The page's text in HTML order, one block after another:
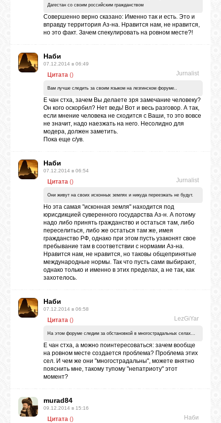
Дагестан со своим российским гражданством
Совершенно верно сказано: Именно так и есть. Это и
вправду территория Аз-на. Нравится нам, не нравится,
но это факт. Зачем спекулировать на ровном месте?!
Наби
07.12.2014 в 06:49
Цитата Jurnalist
()
Вам лучше следить за своим языком на лезгинском форуме..
Е чан стха, зачем Вы делаете зря замечание человеку?
Он кого оскорбил? Нет ведь! Вот и весь разговор. А так,
если мнение человека не сходится с Ваши, то это вовсе
не значит, надо наезжать на него. Несолидно для
модера, должен заметить.
Пока еще с/ув.
Наби
07.12.2014 в 06:54
Цитата Jurnalist
()
Они живут на своих исконных землях и никуда переезжать не будут.
Но эта самая "исконная земля" находится под
юрисдикцией суверенного государства Аз-н. А потому
надо либо принять гражданство и остаться там, либо
переселиться, либо же остаться там же, имея
гражданство РФ, однако при этом пусть узаконят свое
пребывание там в соответствии с нормами Аз-на.
Нравится нам, не нравится, но таковы общепринятые
международные нормы. Так что пусть сами выбирают,
однако только и именно в этих пределах, а не так, как
захотелось.
Наби
07.12.2014 в 06:58
Цитата LezGiYar
()
На этом форуме следим за обстановкой в многострадальных селах...
Е чан стха, а можно поинтересоваться: зачем вообще
на ровном месте создается проблема? Проблема этих
сел. И чем же они "многострадальны", можете внятно
пояснить мне, такому тупому "непатриоту" этот
момент?
murad84
09.12.2014 в 15:16
Цитата Наби
()